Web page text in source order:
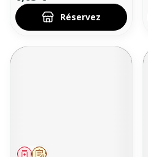
Réservez
Sur prescription
Médicament